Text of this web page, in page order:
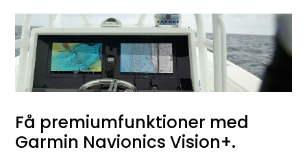
Få premiumfunktioner med
Garmin Navionics Vision+.